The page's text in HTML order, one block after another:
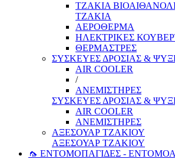
ΤΖΑΚΙΑ
ΤΖΑΚΙΑ
ΑΕΡΟΘΕΡΜΑ
ΗΛΕΚΤΡΙΚΕΣ
ΘΕΡΜΑΣΤΡΕΣ
ΣΥΣΚΕΥΕΣ ΔΡΟΣΙΑΣ &
AIR COOLER
/
ΑΝΕΜΙΣΤΗΡΕΣ
ΣΥΣΚΕΥΕΣ ΔΡΟΣΙΑΣ &
AIR COOLER
ΑΝΕΜΙΣΤΗΡΕΣ
ΑΞΕΣΟΥΑΡ ΤΖΑΚΙΟΥ
ΑΞΕΣΟΥΑΡ ΤΖΑΚΙΟΥ
🦟 ΕΝΤΟΜΟΠΑΓΙΔΕΣ -